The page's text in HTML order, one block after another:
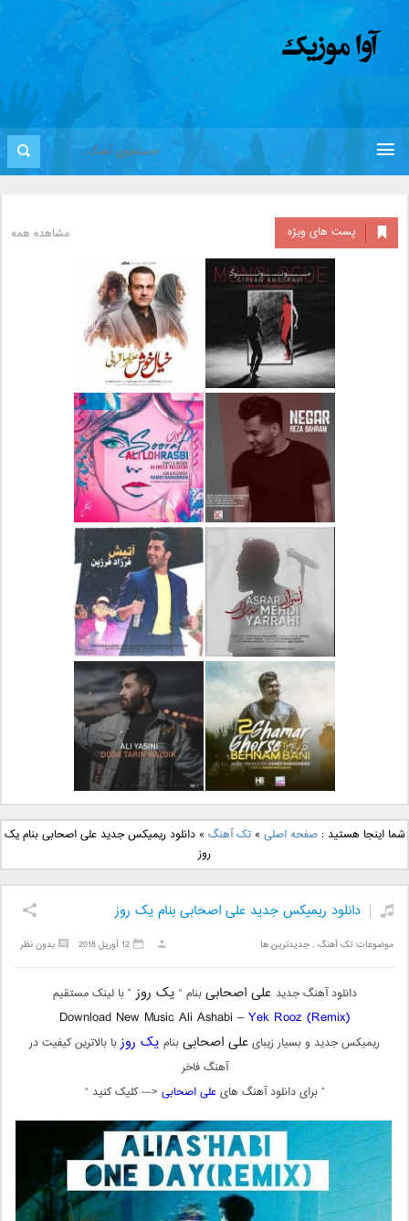
پست های ویژه مشاهده همه
دانلود آلبوم جدید سیروان
خسروی بنام مونولوگ
دانلود آهنگ جدید علیرضا
قربانی بنام خیال خوش
دانلود آهنگ جدید رضا
بهرام بنام نگار
دانلود آهنگ جدید علی
لهراسبی بنام صورت
دانلود آهنگ جدید مهدی
یراحی بنام اسرار
دانلود آهنگ جدید فرزاد
فرزین بنام آتیش
دانلود آهنگ جدید بهنام
بانی بنام قرص قمر 2
دانلود آهنگ جدید علی
یاسینی بنام دورترین نزدیک
شما اینجا هستید :صفحه اصلی »تک آهنگ »دانلود ریمیکس جدید علی اصحابی بنام یک
روز
دانلود ریمیکس جدید علی اصحابی بنام یک روز
موضوعات:تک آهنگ ,جدیدترین ها بدون نظر 12 آوریل 2018
دانلود آهنگ جدید علی اصحابیبنام “ یک روز” با لینک مستقیم
Download New Music Ali Ashabi –Yek Rooz (Remix)
ریمیکس جدید و بسیار زیبایعلی اصحابیبنام یک روزبا بالاترین کیفیت در
آهنگ فاخر
” برای دانلود آهنگ هایعلی اصحابی <— کلیک کنید “